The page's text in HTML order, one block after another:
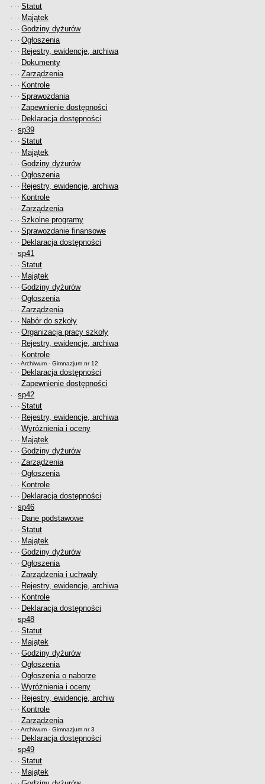
· · ·Statut
· · · Majątek
· · ·Godziny dyżurów
· · ·Ogłoszenia
· · · Rejestry, ewidencje, archiwa
· · · Dokumenty
· · ·Zarządzenia
· · · Kontrole
· · ·Sprawozdania
· · ·Zapewnienie dostępności
· · · Deklaracja dostępności
· ·sp39
· · ·Statut
· · · Majątek
· · ·Godziny dyżurów
· · ·Ogłoszenia
· · · Rejestry, ewidencje, archiwa
· · · Kontrole
· · ·Zarządzenia
· · ·Szkolne programy
· · ·Sprawozdanie finansowe
· · · Deklaracja dostępności
· ·sp41
· · ·Statut
· · · Majątek
· · ·Godziny dyżurów
· · ·Ogłoszenia
· · ·Zarządzenia
· · · Nabór do szkoły
· · ·Organizacja pracy szkoły
· · · Rejestry, ewidencje, archiwa
· · · Kontrole
· · ·Archiwum - Gimnazjum nr 12
· · · Deklaracja dostępności
· · ·Zapewnienie dostępności
· ·sp42
· · ·Statut
· · · Rejestry, ewidencje, archiwa
· · ·Wyróżnienia i oceny
· · · Majątek
· · ·Godziny dyżurów
· · ·Zarządzenia
· · ·Ogłoszenia
· · · Kontrole
· · · Deklaracja dostępności
· ·sp46
· · · Dane podstawowe
· · ·Statut
· · · Majątek
· · ·Godziny dyżurów
· · ·Ogłoszenia
· · ·Zarządzenia i uchwały
· · · Rejestry, ewidencje, archiwa
· · · Kontrole
· · · Deklaracja dostępności
· ·sp48
· · ·Statut
· · · Majątek
· · ·Godziny dyżurów
· · ·Ogłoszenia
· · ·Ogłoszenia o naborze
· · ·Wyróżnienia i oceny
· · · Rejestry, ewidencje, archiw
· · · Kontrole
· · ·Zarządzenia
· · ·Archiwum - Gimnazjum nr 3
· · · Deklaracja dostępności
· ·sp49
· · ·Statut
· · · Majątek